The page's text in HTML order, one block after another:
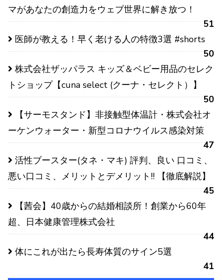
マがあなたの創造力をウェブ世界に解き放つ！
51
医師が教える！早く老ける人の特徴3選 #shorts
50
株式会社ザッパラス キッズ＆ベビー用品のセレク
トショップ【cuna select (クーナ・セレクト）】
50
【サーモスタンド】非接触型体温計・株式会社オ
ーケンウォーター・新型コロナウイルス感染対策
47
活性ブースター(タネ・マキ) 評判、良い 口コミ、
悪い口コミ、メリットとデメリット!! 【徹底解説】
45
【茜会】40歳からの結婚相談所！創業から60年
超、日本健康管理株式会社
44
体にこれが出たら長寿体質のサイン5選
41